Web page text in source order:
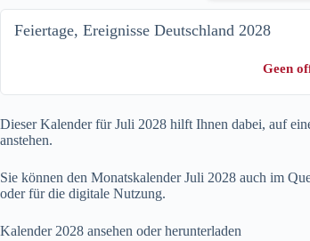
Feiertage, Ereignisse Deutschland 2028
Geen
Dieser Kalender für Juli 2028 hilft Ihnen dabei, auf
anstehen.
Sie können den Monatskalender Juli 2028 auch im
oder für die digitale Nutzung.
Kalender 2028 ansehen oder herunterladen